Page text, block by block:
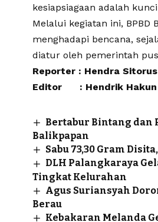
kesiapsiagaan adalah
Melalui kegiatan ini,
menghadapi bencana,
diatur oleh pemerintah
Reporter : Hendra Sitorus
Editor : Hendrik Hakun
Bertabur Bintang dan
Balikpapan
Sabu 73,30 Gram
DLH Palangkaraya
Tingkat Kelurahan
Agus Suriansyah
Berau
Kebakaran Melanda